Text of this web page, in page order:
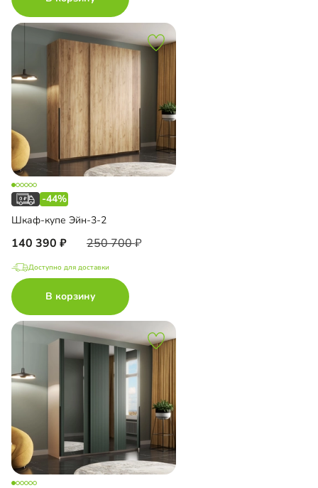
-44%
Шкаф-купе Эйн-3-2
140 390 250 700
Доступно для доставки
В корзину